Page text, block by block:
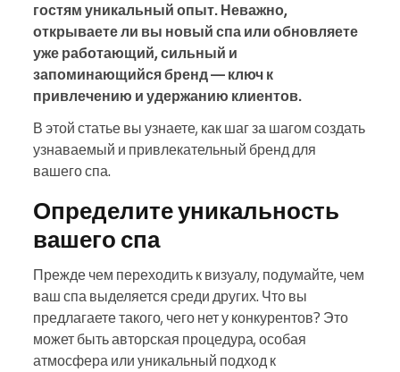
гостям уникальный опыт. Неважно,
открываете ли вы новый спа или обновляете
уже работающий, сильный и
запоминающийся бренд — ключ к
привлечению и удержанию клиентов.
В этой статье вы узнаете, как шаг за шагом создать
узнаваемый и привлекательный бренд для
вашего спа.
Определите уникальность
вашего спа
Прежде чем переходить к визуалу, подумайте, чем
ваш спа выделяется среди других. Что вы
предлагаете такого, чего нет у конкурентов? Это
может быть авторская процедура, особая
атмосфера или уникальный подход к